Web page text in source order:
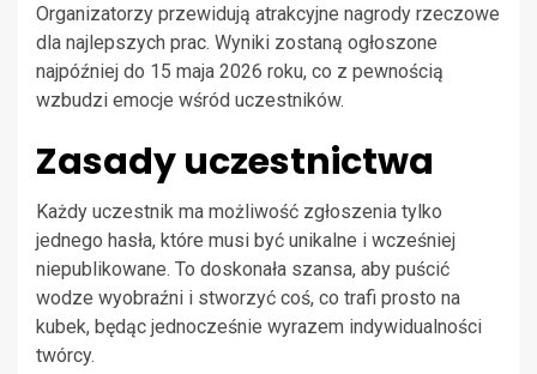
Organizatorzy przewidują atrakcyjne nagrody rzeczowe
dla najlepszych prac. Wyniki zostaną ogłoszone
najpóźniej do 15 maja 2026 roku, co z pewnością
wzbudzi emocje wśród uczestników.
Zasady uczestnictwa
Każdy uczestnik ma możliwość zgłoszenia tylko
jednego hasła, które musi być unikalne i wcześniej
niepublikowane. To doskonała szansa, aby puścić
wodze wyobraźni i stworzyć coś, co trafi prosto na
kubek, będąc jednocześnie wyrazem indywidualności
twórcy.